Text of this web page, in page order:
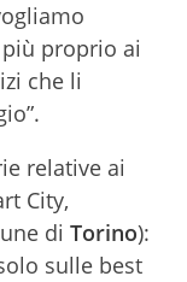
proprio ai
che li
relative ai
City,
di Torino):
sulle best